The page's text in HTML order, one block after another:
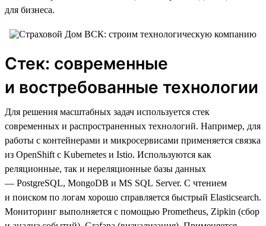
для бизнеса.
Стек: современные
и востребованные технологии
Для решения масштабных задач используется стек
современных и распространенных технологий. Например, для
работы с контейнерами и микросервисами применяется связка
из OpenShift с Kubernetes и Istio. Используются как
реляционные, так и нереляционные базы данных
— PostgreSQL, MongoDB и MS SQL Server. С чтением
и поиском по логам хорошо справляется быстрый Elasticsearch.
Мониторинг выполняется с помощью Prometheus, Zipkin (сбор